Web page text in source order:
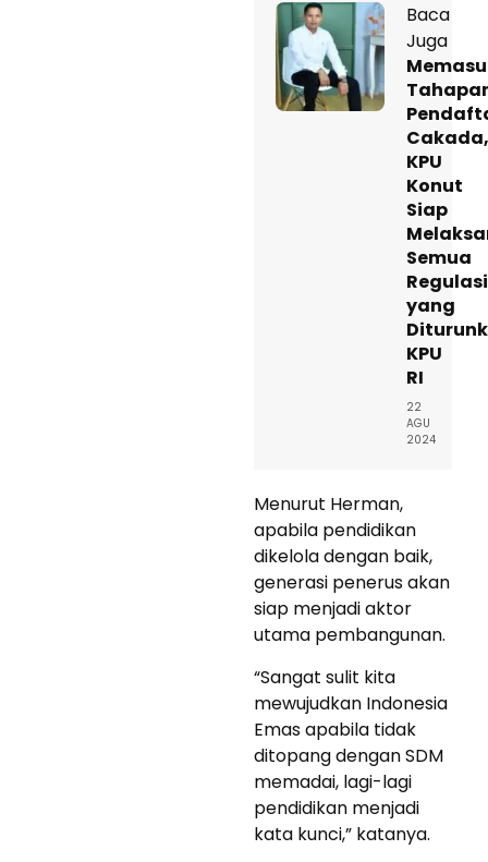
Baca
Juga
Cakada,
KPU
Konut
Siap
Semua
Regulasi
yang
KPU
RI
22
AGU
2024
Menurut Herman,
apabila pendidikan
dikelola dengan baik,
generasi penerus akan
siap menjadi aktor
utama pembangunan.
“Sangat sulit kita
mewujudkan Indonesia
Emas apabila tidak
ditopang dengan SDM
memadai, lagi-lagi
pendidikan menjadi
kata kunci,” katanya.